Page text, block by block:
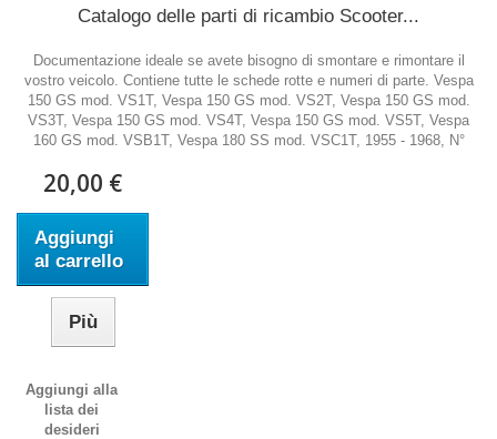
Catalogo delle parti di ricambio Scooter...
Documentazione ideale se avete bisogno di smontare e rimontare il
vostro veicolo. Contiene tutte le schede rotte e numeri di parte. Vespa
150 GS mod. VS1T, Vespa 150 GS mod. VS2T, Vespa 150 GS mod.
VS3T, Vespa 150 GS mod. VS4T, Vespa 150 GS mod. VS5T, Vespa
160 GS mod. VSB1T, Vespa 180 SS mod. VSC1T, 1955 - 1968, N°
20,00 €
Aggiungi
al carrello
Più
Aggiungi alla
lista dei
desideri